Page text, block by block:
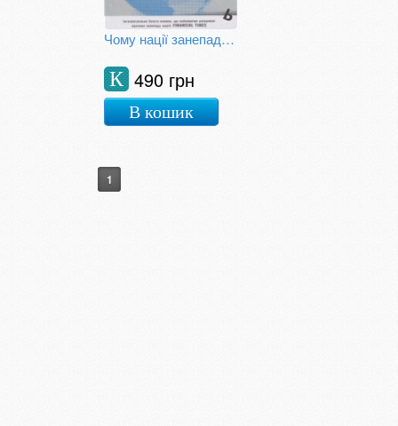
Чому нації занепадають: походження влади, багатства та бідності
490 грн
К
В кошик
1